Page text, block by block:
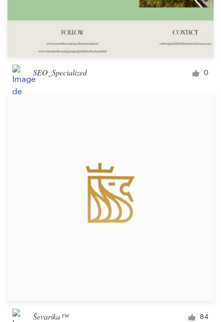
SEO_Specialized 0
Ševarika™ 84